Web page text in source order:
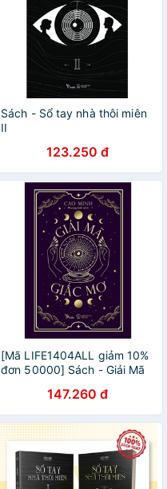
Sách - Sổ tay nhà thôi miên
II
123.250 đ
[Mã LIFE1404ALL giảm 10%
đơn 50000] Sách - Giải Mã
147.260 đ